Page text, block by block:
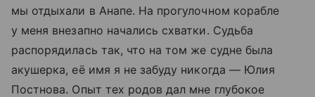
мы отдыхали в Анапе. На прогулочном корабле
у меня внезапно начались схватки. Судьба
распорядилась так, что на том же судне была
акушерка, её имя я не забуду никогда — Юлия
Постнова. Опыт тех родов дал мне глубокое